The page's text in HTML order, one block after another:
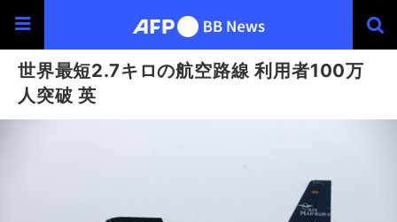
世界最短2.7キロの航空路線 利用者100万
人突破 英